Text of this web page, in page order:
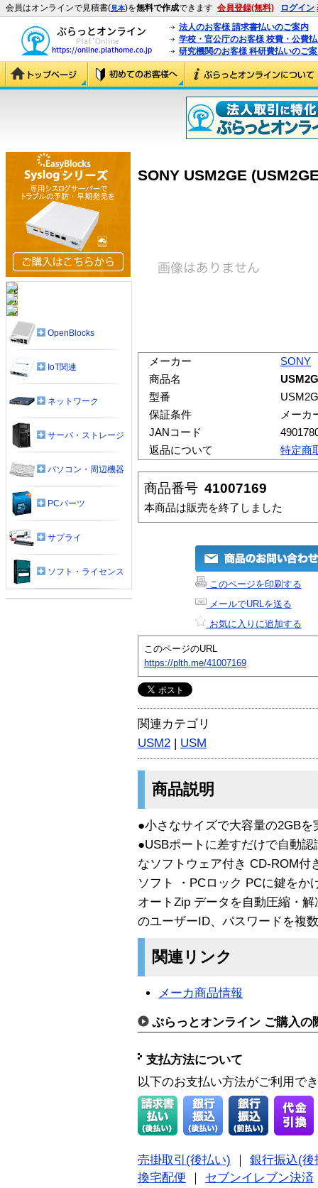
会員はオンラインで見積書(見本)を無料で作成できます 会員登録(無料) ログイン
法人のお客様 請求書払いのご案内
学校・官公庁のお客様 校費・公費
研究機関のお客様 科研費払いのご
SONY USM2GE
メーカー
SONY
商品名
型番
保証条件
メーカ
JANコード
返品について
特定商
商品番号 41007169
本商品は販売を終了しました
このページを印刷する
メールでURLを送る
お気に入りに追加する
このページのURL
https://plth.me/41007169
関連カテゴリ
USM2 | USM
商品説明
●小さなサイズで大容量の2GB
●USBポートに差すだけで自動
なソフトウェア付き CD-ROM
ソフト ・PCロック PCに鍵をか
オートZip データを自動圧縮・
のユーザーID、パスワードを複
関連リンク
メーカ商品情報
ぷらっとオンライン ご購入の
支払方法について
以下のお支払い方法がご利用で
売掛取引(後払い)
銀行振込(後
換宅配便
セブンイレブン決済
OpenBlocks
IoT関連
ネットワーク
サーバ・ストレージ
パソコン・周辺機器
PCパーツ
サプライ
ソフト・ライセンス